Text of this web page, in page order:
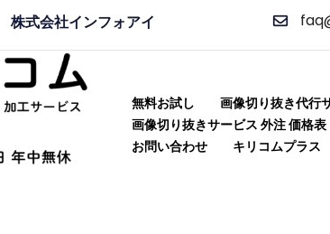
株式会社インフォアイ
加工サービス 切り
〜 写真 画像の切り抜き加工をご提供!
無料お試し 画像切り抜き代行
画像切り抜きサービス 外注 価格表
お問い合わせ
キリコムプラス